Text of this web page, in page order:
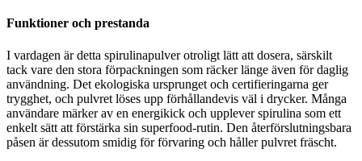
Funktioner och prestanda
I vardagen är detta spirulinapulver otroligt lätt att dosera, särskilt
tack vare den stora förpackningen som räcker länge även för daglig
användning. Det ekologiska ursprunget och certifieringarna ger
trygghet, och pulvret löses upp förhållandevis väl i drycker. Många
användare märker av en energikick och upplever spirulina som ett
enkelt sätt att förstärka sin superfood-rutin. Den återförslutningsbara
påsen är dessutom smidig för förvaring och håller pulvret fräscht.